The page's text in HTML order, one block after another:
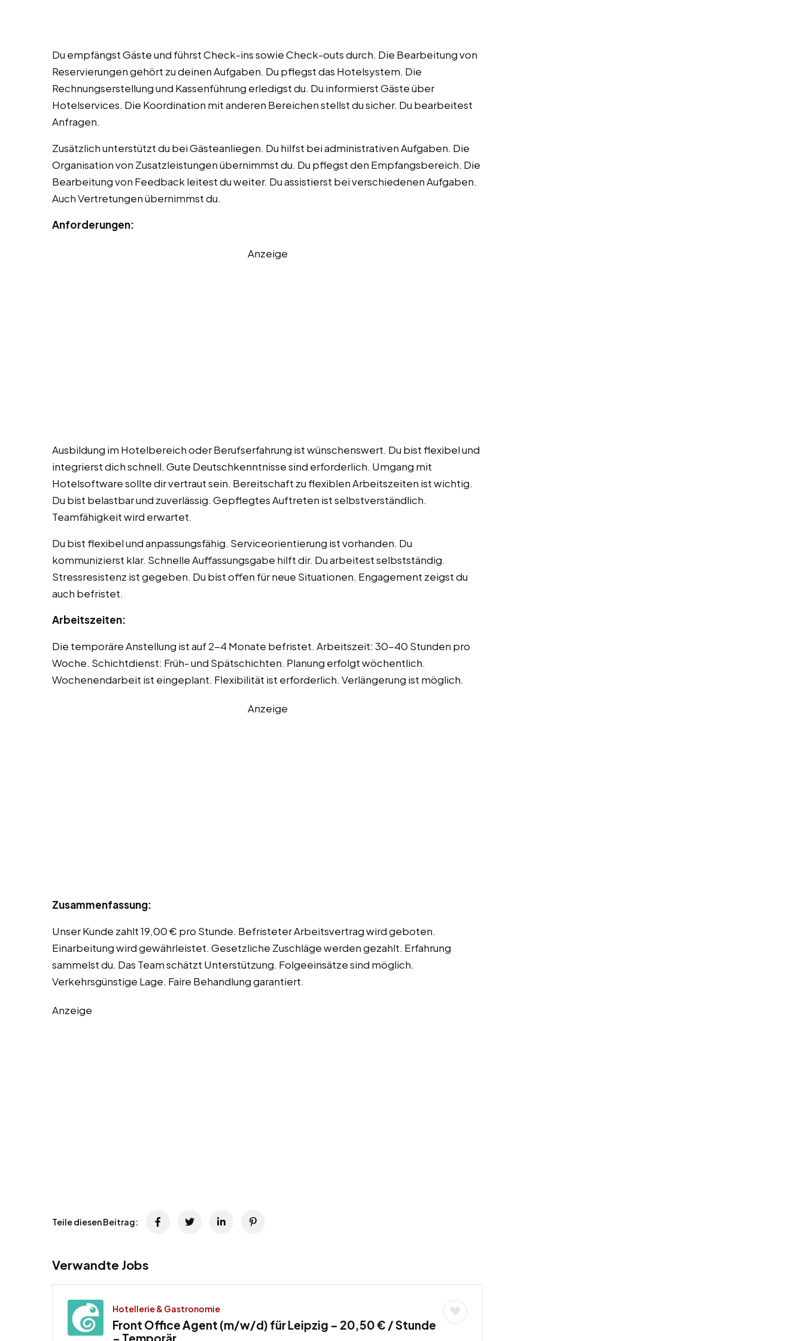
Du empfängst Gäste und führst Check-ins sowie Check-outs durch. Die Bearbeitung von
Reservierungen gehört zu deinen Aufgaben. Du pflegst das Hotelsystem. Die
Rechnungserstellung und Kassenführung erledigst du. Du informierst Gäste über
Hotelservices. Die Koordination mit anderen Bereichen stellst du sicher. Du bearbeitest
Anfragen.
Zusätzlich unterstützt du bei Gästeanliegen. Du hilfst bei administrativen Aufgaben. Die
Organisation von Zusatzleistungen übernimmst du. Du pflegst den Empfangsbereich. Die
Bearbeitung von Feedback leitest du weiter. Du assistierst bei verschiedenen Aufgaben.
Auch Vertretungen übernimmst du.
Anforderungen:
Anzeige
Ausbildung im Hotelbereich oder Berufserfahrung ist wünschenswert. Du bist flexibel und
integrierst dich schnell. Gute Deutschkenntnisse sind erforderlich. Umgang mit
Hotelsoftware sollte dir vertraut sein. Bereitschaft zu flexiblen Arbeitszeiten ist wichtig.
Du bist belastbar und zuverlässig. Gepflegtes Auftreten ist selbstverständlich.
Teamfähigkeit wird erwartet.
Du bist flexibel und anpassungsfähig. Serviceorientierung ist vorhanden. Du
kommunizierst klar. Schnelle Auffassungsgabe hilft dir. Du arbeitest selbstständig.
Stressresistenz ist gegeben. Du bist offen für neue Situationen. Engagement zeigst du
auch befristet.
Arbeitszeiten:
Die temporäre Anstellung ist auf 2-4 Monate befristet. Arbeitszeit: 30-40 Stunden pro
Woche. Schichtdienst: Früh- und Spätschichten. Planung erfolgt wöchentlich.
Wochenendarbeit ist eingeplant. Flexibilität ist erforderlich. Verlängerung ist möglich.
Anzeige
Zusammenfassung:
Unser Kunde zahlt 19,00 € pro Stunde. Befristeter Arbeitsvertrag wird geboten.
Einarbeitung wird gewährleistet. Gesetzliche Zuschläge werden gezahlt. Erfahrung
sammelst du. Das Team schätzt Unterstützung. Folgeeinsätze sind möglich.
Verkehrsgünstige Lage. Faire Behandlung garantiert.
Anzeige
Teile diesen Beitrag:
Verwandte Jobs
Hotellerie & Gastronomie
Front Office Agent (m/w/d) für Leipzig – 20,50 € / Stunde